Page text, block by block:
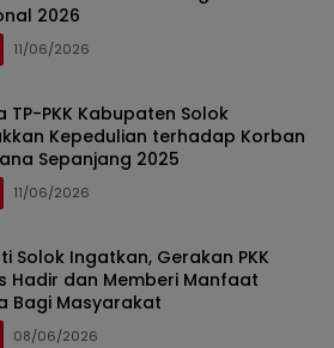
2026
11/06/2026
TP-PKK Kabupaten Solok
Kepedulian terhadap Korban
Sepanjang 2025
11/06/2026
Solok Ingatkan, Gerakan PKK
Hadir dan Memberi Manfaat
Bagi Masyarakat
08/06/2026